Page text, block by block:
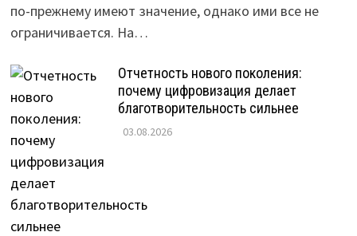
по-прежнему имеют значение, однако ими все не
ограничивается. На…
Отчетность нового поколения:
почему цифровизация делает
благотворительность сильнее
03.08.2026